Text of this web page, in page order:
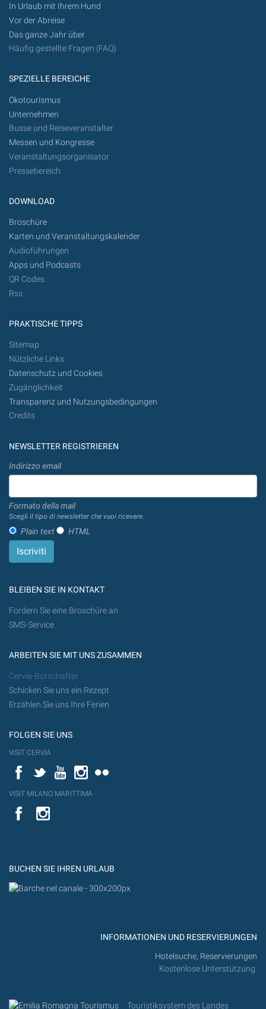
In Urlaub mit Ihrem Hund
Vor der Abreise
Das ganze Jahr über
Häufig gestellte Fragen (FAQ)
SPEZIELLE BEREICHE
Ökotourismus
Unternehmen
Busse und Reiseveranstalter
Messen und Kongresse
Veranstaltungsorganisator
Pressebereich
DOWNLOAD
Broschüre
Karten und Veranstaltungskalender
Audioführungen
Apps und Podcasts
QR Codes
Rss
PRAKTISCHE TIPPS
Sitemap
Nützliche Links
Datenschutz und Cookies
Zugänglichkeit
Transparenz und Nutzungsbedingungen
Credits
NEWSLETTER REGISTRIEREN
Indirizzo email
Formato della mail
Scegli il tipo di newsletter che vuoi ricevere.
Plain text HTML
BLEIBEN SIE IN KONTAKT
Fordern Sie eine Broschüre an
SMS-Service
ARBEITEN SIE MIT UNS ZUSAMMEN
Cervia-Botschafter
Schicken Sie uns ein Rezept
Erzählen Sie uns Ihre Ferien
FOLGEN SIE UNS
VISIT CERVIA
FacebookTwitterYouTubeInstagram
VISIT MILANO MARITTIMA
YouTube
BUCHEN SIE IHREN URLAUB
INFORMATIONEN UND RESERVIERUNGEN
Hotelsuche, Reservierungen
Kostenlose Unterstützung
Touristiksystem des Landes